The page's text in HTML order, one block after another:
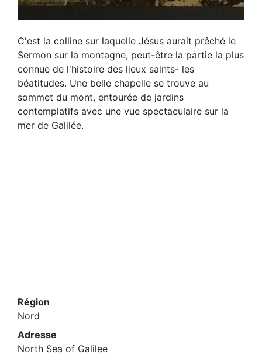
C'est la colline sur laquelle Jésus aurait prêché le
Sermon sur la montagne, peut-être la partie la plus
connue de l'histoire des lieux saints- les
béatitudes. Une belle chapelle se trouve au
sommet du mont, entourée de jardins
contemplatifs avec une vue spectaculaire sur la
mer de Galilée.
Région
Nord
Adresse
North Sea of ​​Galilee